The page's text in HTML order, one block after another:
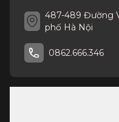
487-489 Đường
phố Hà Nội
0862.666.346